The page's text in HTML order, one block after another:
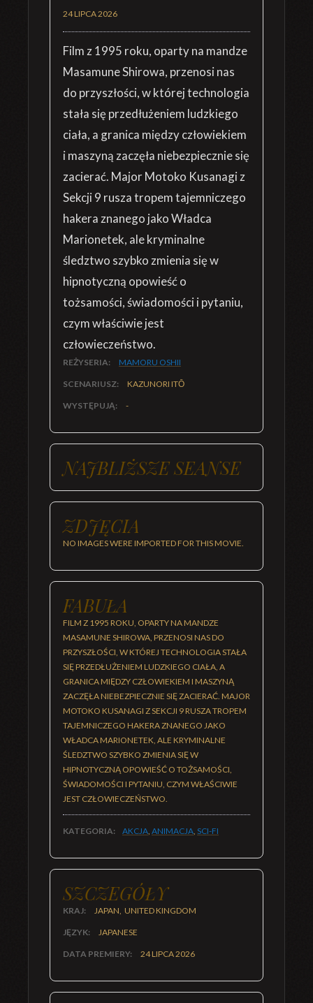
24 LIPCA 2026
Film z 1995 roku, oparty na mandze
Masamune Shirowa, przenosi nas
do przyszłości, w której technologia
stała się przedłużeniem ludzkiego
ciała, a granica między człowiekiem
i maszyną zaczęła niebezpiecznie się
zacierać. Major Motoko Kusanagi z
Sekcji 9 rusza tropem tajemniczego
hakera znanego jako Władca
Marionetek, ale kryminalne
śledztwo szybko zmienia się w
hipnotyczną opowieść o
tożsamości, świadomości i pytaniu,
czym właściwie jest
człowieczeństwo.
REŻYSERIA: MAMORU OSHII
SCENARIUSZ: KAZUNORI ITŌ
WYSTĘPUJĄ: -
NAJBLIŻSZE SEANSE
ZDJĘCIA
NO IMAGES WERE IMPORTED FOR THIS MOVIE.
FABUŁA
FILM Z 1995 ROKU, OPARTY NA MANDZE
MASAMUNE SHIROWA, PRZENOSI NAS DO
PRZYSZŁOŚCI, W KTÓREJ TECHNOLOGIA STAŁA
SIĘ PRZEDŁUŻENIEM LUDZKIEGO CIAŁA, A
GRANICA MIĘDZY CZŁOWIEKIEM I MASZYNĄ
ZACZĘŁA NIEBEZPIECZNIE SIĘ ZACIERAĆ. MAJOR
MOTOKO KUSANAGI Z SEKCJI 9 RUSZA TROPEM
TAJEMNICZEGO HAKERA ZNANEGO JAKO
WŁADCA MARIONETEK, ALE KRYMINALNE
ŚLEDZTWO SZYBKO ZMIENIA SIĘ W
HIPNOTYCZNĄ OPOWIEŚĆ O TOŻSAMOŚCI,
ŚWIADOMOŚCI I PYTANIU, CZYM WŁAŚCIWIE
JEST CZŁOWIECZEŃSTWO.
KATEGORIA: AKCJA, ANIMACJA, SCI-FI
SZCZEGÓŁY
KRAJ: JAPAN, UNITED KINGDOM
JĘZYK: JAPANESE
DATA PREMIERY: 24 LIPCA 2026